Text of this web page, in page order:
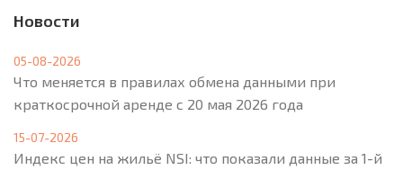
Новости
05-08-2026
Что меняется в правилах обмена данными при
краткосрочной аренде с 20 мая 2026 года
15-07-2026
Индекс цен на жильё NSI: что показали данные за 1-й